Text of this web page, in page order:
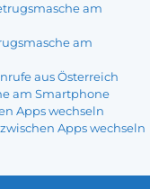
am
am
aus Österreich
am Smartphone
Apps wechseln
Apps wechseln